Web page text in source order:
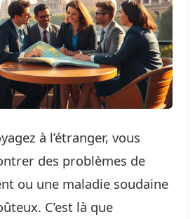
à l’étranger, vous
des problèmes de
ou une maladie soudaine
C’est là que